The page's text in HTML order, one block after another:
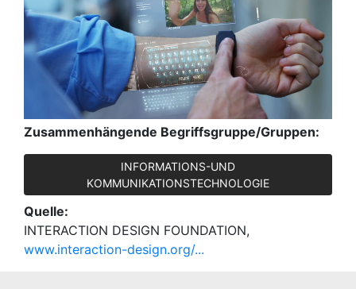
Zusammenhängende Begriffsgruppe/Gruppen:
INFORMATIONS-UND
KOMMUNIKATIONSTECHNOLOGIE
Quelle:
INTERACTION DESIGN FOUNDATION,
www.interaction-design.org/...